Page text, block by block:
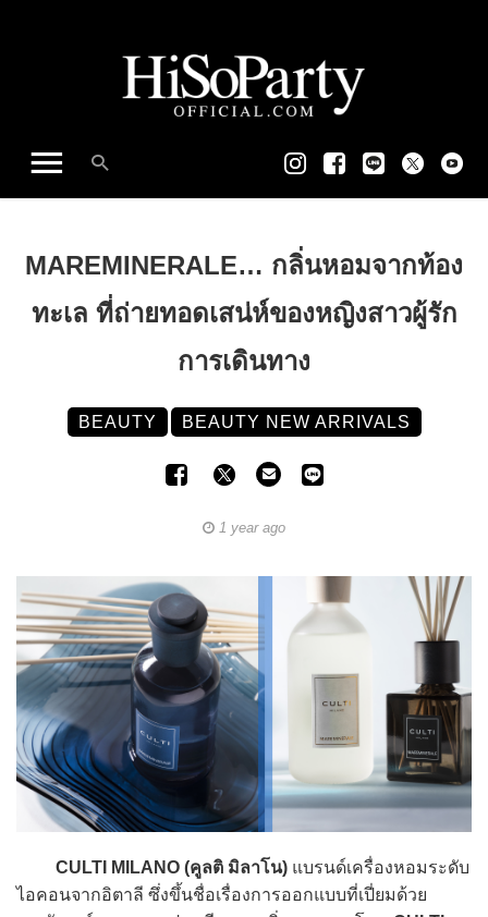
MAREMINERALE… กลิ่นหอมจากท้อง
ทะเล ที่ถ่ายทอดเสน่ห์ของหญิงสาวผู้รัก
การเดินทาง
BEAUTY BEAUTY NEW ARRIVALS
1 year ago
CULTI MILANO (คูลติ มิลาโน) แบรนด์เครื่องหอมระดับ
ไอคอนจากอิตาลี ซึ่งขึ้นชื่อเรื่องการออกแบบที่เปี่ยมด้วย